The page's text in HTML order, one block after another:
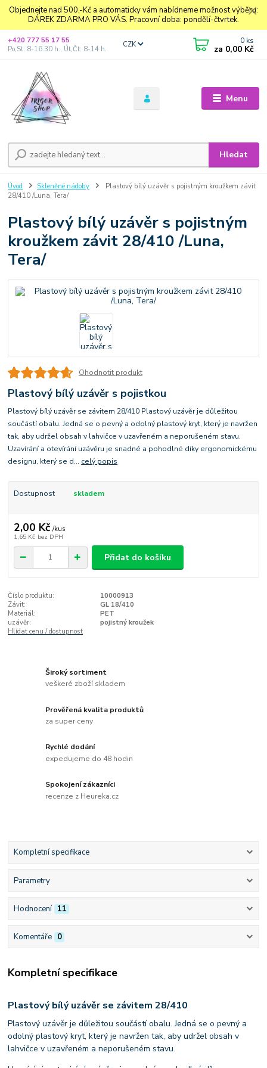
Objednejte nad 500,-Kč a automaticky vám nabídneme možnost výběru:
DÁREK ZDARMA PRO VÁS. Pracovní doba: pondělí-čtvrtek.
Menu
CZK
Hledat
+420 777 55 17 55
Po,St: 8-16.30 h., Út,Čt: 8-14 h.
0 ks
za 0,00 Kč
Úvod Skleněné nádoby
Plastový bílý uzávěr s pojistným kroužkem závit
28/410 /Luna, Tera/
Plastový bílý uzávěr s pojistným
kroužkem závit 28/410 /Luna,
Tera/
Ohodnotit produkt
Plastový bílý uzávěr s pojistkou
Plastový bílý uzávěr se závitem 28/410 Plastový uzávěr je důležitou
součástí obalu. Jedná se o pevný a odolný plastový kryt, který je navržen
tak, aby udržel obsah v lahvičce v uzavřeném a neporušeném stavu.
Uzavírání a otevírání uzávěru je snadné a pohodlné díky ergonomickému
designu, který se d... celý popis
Dostupnost skladem
2,00 Kč /kus
1,65 Kč bez DPH
Přidat do košíku
Číslo produktu:
10000913
Závit:
GL 18/410
Materiál:
PET
uzávěr:
pojistný kroužek
Hlídat cenu / dostupnost
Široký sortiment
veškeré zboží skladem
Prověřená kvalita produktů
za super ceny
Rychlé dodání
expedujeme do 48 hodin
Spokojení zákazníci
recenze z Heureka.cz
Kompletní specifikace
Parametry
Hodnocení 11
Komentáře 0
Kompletní specifikace
Plastový bílý uzávěr se závitem 28/410
Plastový uzávěr je důležitou součástí obalu. Jedná se o pevný a
odolný plastový kryt, který je navržen tak, aby udržel obsah v
lahvičce v uzavřeném a neporušeném stavu.